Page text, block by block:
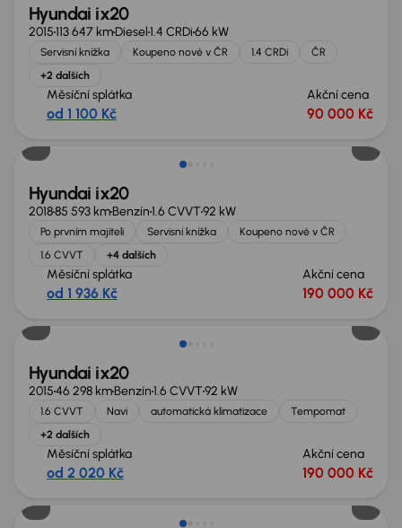
Hyundai ix20
2015113 647 kmDiesel1.4 CRDi66 kW
Servisní knížka Koupeno nové v ČR 1.4 CRDi
ČR
+2 dalších
Měsíční splátka
od 1 100 Kč
Akční cena
90 000 Kč
Hyundai ix20
201885 593 kmBenzín1.6 CVVT92 kW
Po prvním majiteli Servisní knížka
Koupeno nové v ČR
1.6 CVVT
+4 dalších
Měsíční splátka
od 1 936 Kč
Akční cena
190 000 Kč
Zlevněno o 10 000 Kč
Hyundai ix20
201546 298 kmBenzín1.6 CVVT92 kW
1.6 CVVT Navi automatická klimatizace
Tempomat
+2 dalších
Měsíční splátka
od 2 020 Kč
Akční cena
190 000 Kč